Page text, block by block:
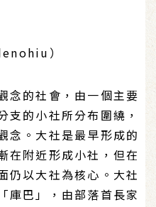
）
念的社會，由一個主要
支的小社所分布圍繞，
念。大社是最早形成的
在附近形成小社，但在
仍以大社為核心。大社
庫巴」，由部落首長家